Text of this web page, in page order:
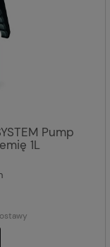
Pump
1L